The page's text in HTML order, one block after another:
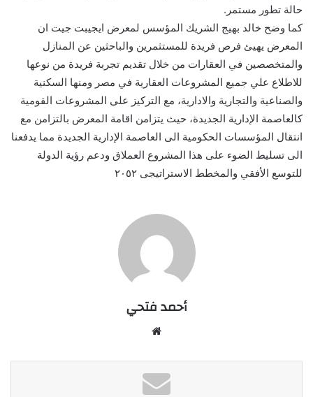
حالة تطور مستمر.
كما وضح خالد بهيج الشريك المؤسس لمعرض ايجيبت جيت ان
المعرض يهيئ فرص فريدة للمستثمرين والباحثين عن المنازل
والمتخصصين في العقارات من خلال تقديم تجربة فريدة من نوعها
للاطلاع علي جميع المشروعات العقارية في مصر ومنها السكنية
والصناعية والتجارية والادارية، مع التركيز على المشروعات القومية
كالعاصمة الإدارية الجديدة، حيث يتزامن اقامة المعرض بالتزامن مع
انتقال المؤسسات الحكومية الى العاصمة الإدارية الجديدة مما يدفعنا
الى تسليط الضوء على هذا المشروع العملاق ودعم رؤية الدولة
للتوسع الأفقي والمخطط الاستراتيجى ٢٠٥٢
أحمد فتحي